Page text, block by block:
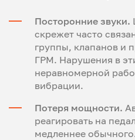
Посторонние звуки.
скрежет часто
группы, клапанов и
ГРМ. Нарушения в
неравномерной
вибрации.
Потеря мощности.
реагировать на
медленнее